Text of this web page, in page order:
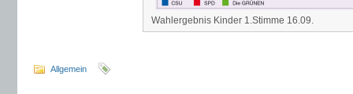
Wahlergebnis Kinder 1.Stimme 16.09.
Allgemein